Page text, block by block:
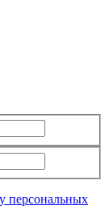
персональных